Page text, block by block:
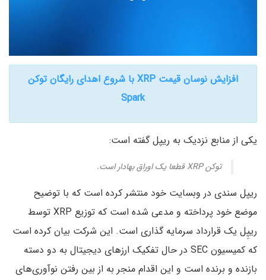
افزایش نوسان قیمت XRP با شروع اهدای رایگان توکن
Spark
یکی از منابع نزدیک به ریپل گفته است:
توکن XRP قطعا یک اوراق بهادار است.
ریپل سندی در وبسایت خود منتشر کرده است که با توضیح
موضع خود پرداخته و مدعی شده است که توزیع XRP توسط
ریپِل یک قرارداد سرمایه گذاری است. این شرکت بیان کرده است
که کمیسیون SEC در حال تفکیک ارزهای دیجیتال به دو دسته
بازنده و برنده است و این اقدام منجر به از بین رفتن نوآوری‌های